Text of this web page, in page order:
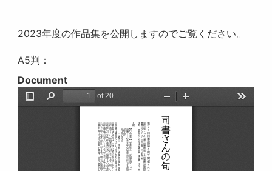
2023年度の作品集を公開しますのでご覧ください。
A5判：
Document